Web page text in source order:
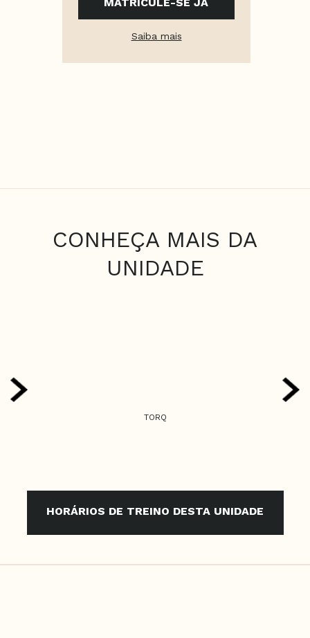
Saiba mais
CONHEÇA MAIS DA
UNIDADE
TORQ
HORÁRIOS DE TREINO DESTA UNIDADE